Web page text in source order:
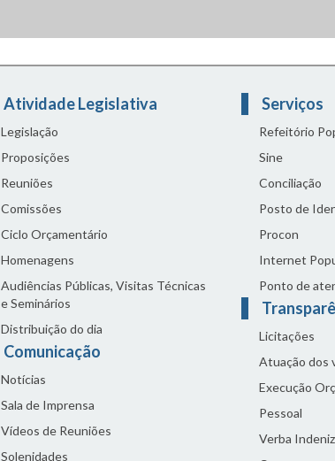
Atividade Legislativa
Legislação
Proposições
Reuniões
Comissões
Ciclo Orçamentário
Homenagens
Audiências Públicas, Visitas Técnicas
e Seminários
Distribuição do dia
Comunicação
Notícias
Sala de Imprensa
Vídeos de Reuniões
Solenidades
Serviços
Refeitório
Sine
Conciliação
Posto de
Procon
Internet
Ponto de
Licitações
Atuação dos
Execução
Pessoal
Verba